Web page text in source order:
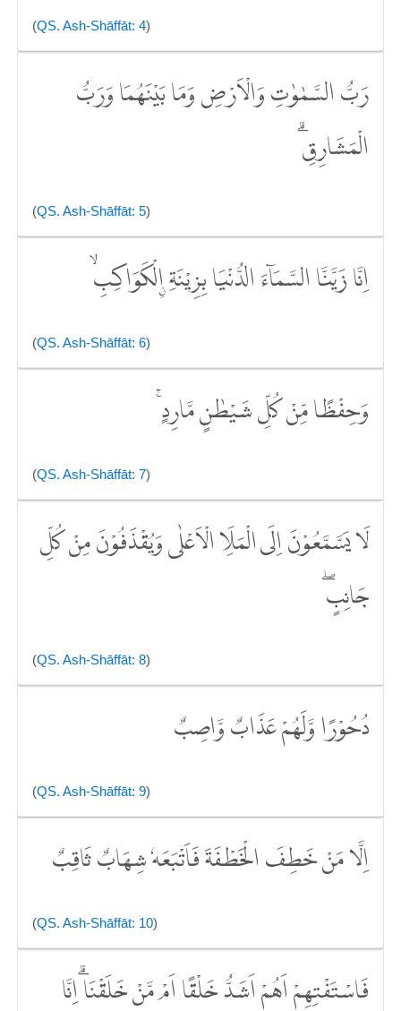
(QS. Ash-Shāffāt: 4)
رَبُّ السَّمٰوٰتِ وَالْاَرْضِ وَمَا بَيْنَهُمَا وَرَبُّ
الْمَشَارِقِۗ
(QS. Ash-Shāffāt: 5)
اِنَّا زَيَّنَّا السَّمَاۤءَ الدُّنْيَا بِزِيْنَةِ ِۨالْكَوَاكِبِۙ
(QS. Ash-Shāffāt: 6)
وَحِفْظًا مِّنْ كُلِّ شَيْطٰنٍ مَّارِدٍۚ
(QS. Ash-Shāffāt: 7)
لَا يَسَّمَّعُوْنَ اِلَى الْمَلَاِ الْاَعْلٰى وَيُقْذَفُوْنَ مِنْ كُلِّ
جَانِبٍۖ
(QS. Ash-Shāffāt: 8)
دُحُوْرًا وَّلَهُمْ عَذَابٌ وَّاصِبٌ
(QS. Ash-Shāffāt: 9)
اِلَّا مَنْ خَطِفَ الْخَطْفَةَ فَاَتْبَعَهٗ شِهَابٌ ثَاقِبٌ
(QS. Ash-Shāffāt: 10)
فَاسْتَفْتِهِمْ اَهُمْ اَشَدُّ خَلْقًا اَمْ مَّنْ خَلَقْنَا ۗاِنَّا